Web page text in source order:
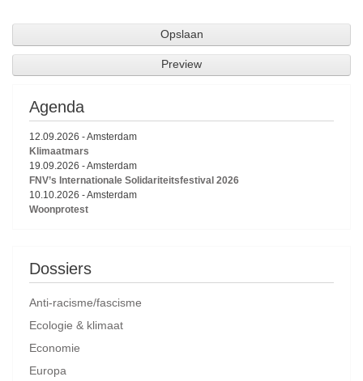
Agenda
12.09.2026 -Amsterdam
Klimaatmars
19.09.2026 -Amsterdam
FNV’s Internationale Solidariteitsfestival 2026
10.10.2026 -Amsterdam
Woonprotest
Dossiers
Anti-racisme/fascisme
Ecologie & klimaat
Economie
Europa